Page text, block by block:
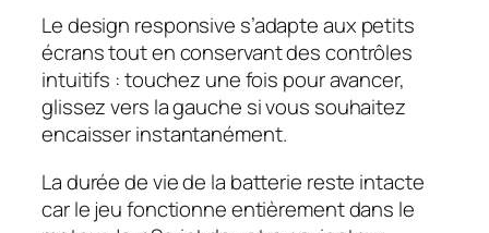
Le design responsive s’adapte aux petits
écrans tout en conservant des contrôles
intuitifs : touchez une fois pour avancer,
glissez vers la gauche si vous souhaitez
encaisser instantanément.
La durée de vie de la batterie reste intacte
car le jeu fonctionne entièrement dans le